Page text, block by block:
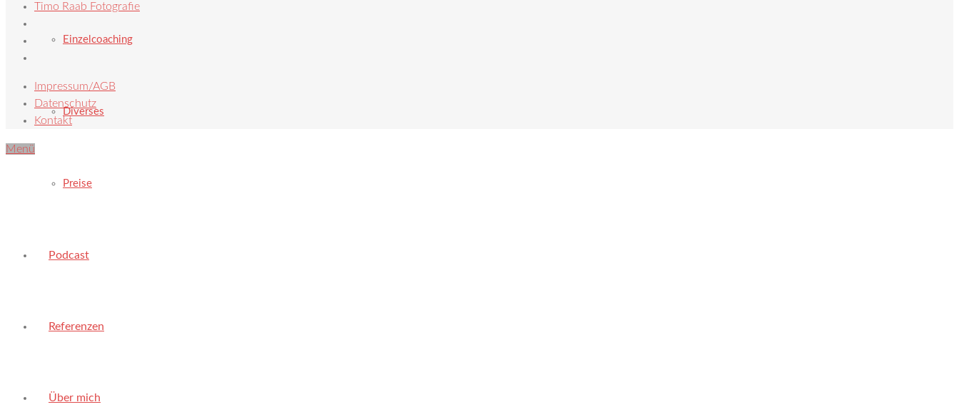
Einzelcoaching
Diverses
Preise
Podcast
Referenzen
Über mich
Timo Raab Fotografie
Impressum/AGB
Datenschutz
Kontakt
Menü